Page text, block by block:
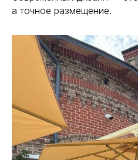
а точное размещение.